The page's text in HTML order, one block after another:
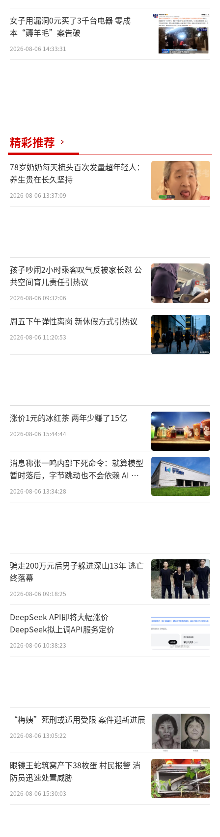
女子用漏洞0元买了3千台电器 零成
本“薅羊毛”案告破
2026-08-06 14:33:31
精彩推荐
78岁奶奶每天梳头百次发量超年轻人：
养生贵在长久坚持
2026-08-06 13:37:09
孩子吵闹2小时乘客叹气反被家长怼 公
共空间育儿责任引热议
2026-08-06 09:32:06
周五下午弹性离岗 新休假方式引热议
2026-08-06 11:20:53
涨价1元的冰红茶 两年少赚了15亿
2026-08-06 15:44:44
消息称张一鸣内部下死命令：就算模型
暂时落后，字节跳动也不会依赖 AI 蒸
馏技术
2026-08-06 13:34:28
骗走200万元后男子躲进深山13年 逃亡
终落幕
2026-08-06 09:18:25
DeepSeek API即将大幅涨价
DeepSeek拟上调API服务定价
2026-08-06 10:38:23
“梅姨”死刑或适用受限 案件迎新进展
2026-08-06 13:05:22
眼镜王蛇筑窝产下38枚蛋 村民报警 消
防员迅速处置威胁
2026-08-06 15:30:03